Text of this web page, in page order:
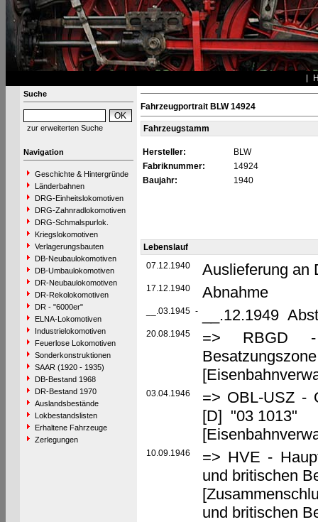
Suche
zur erweiterten Suche
Navigation
Geschichte & Hintergründe
Länderbahnen
DRG-Einheitslokomotiven
DRG-Zahnradlokomotiven
DRG-Schmalspurlok.
Kriegslokomotiven
Verlagerungsbauten
DB-Neubaulokomotiven
DB-Umbaulokomotiven
DR-Neubaulokomotiven
DR-Rekolokomotiven
DR - "6000er"
ELNA-Lokomotiven
Industrielokomotiven
Feuerlose Lokomotiven
Sonderkonstruktionen
SAAR (1920 - 1935)
DB-Bestand 1968
DR-Bestand 1970
Auslandsbestände
Lokbestandslisten
Erhaltene Fahrzeuge
Zerlegungen
Fahrzeugportrait BLW 14924
Fahrzeugstamm
Hersteller:
BLW
Fabriknummer:
14924
Baujahr:
1940
Lebenslauf
07.12.1940
Auslieferung an
17.12.1940 Abnahme
__.03.1945 - __.12.1949
20.08.1945
=> RBGD -
03.04.1946
=> OBL-USZ -
[D] "03 1013"
10.09.1946
=> HVE -
und britischen
und britischen